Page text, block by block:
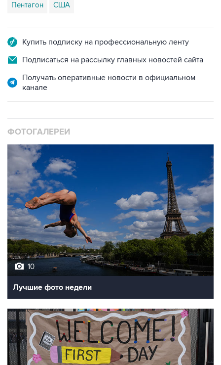
Пентагон США
Купить подписку на профессиональную ленту
Подписаться на рассылку главных новостей сайта
Получать оперативные новости в официальном
канале
ФОТОГАЛЕРЕИ
10
Лучшие фото недели